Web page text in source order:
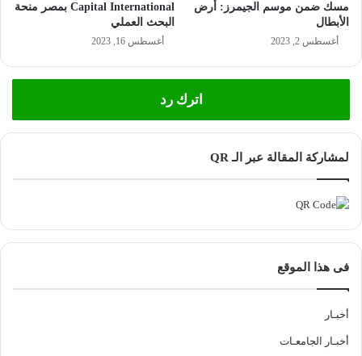
مسك ضمن موسم الجيمرز: أرض
الأبطال
أغسطس 2, 2023
Capital International بمصر منحة
البحث العملي
أغسطس 16, 2023
اترك رد
لمشاركة المقالة عبر الـ QR
فى هذا الموقع
أخبـار
أخبـار الجامعـات